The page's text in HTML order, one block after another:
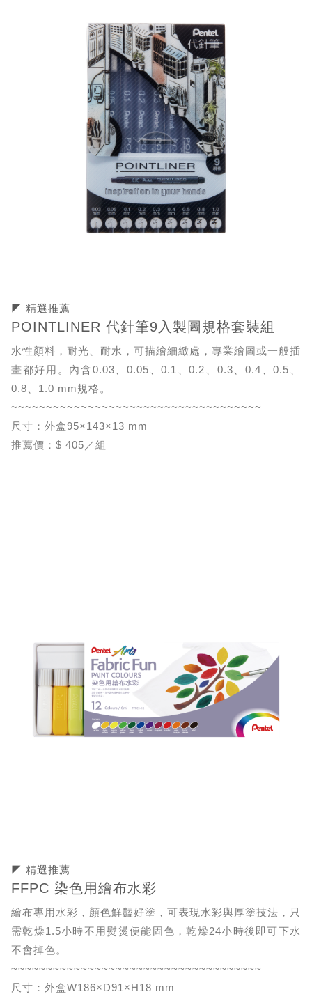
◤ 精選推薦
POINTLINER 代針筆9入製圖規格套裝組
水性顏料，耐光、耐水，可描繪細緻處，專業繪圖或一般插
畫都好用。內含0.03、0.05、0.1、0.2、0.3、0.4、0.5、
0.8、1.0 mm規格。
~~~~~~~~~~~~~~~~~~~~~~~~~~~~~~~~~~~~
尺寸：外盒95×143×13 mm
推薦價：$ 405／組
◤ 精選推薦
FFPC 染色用繪布水彩
繪布專用水彩，顏色鮮豔好塗，可表現水彩與厚塗技法，只
需乾燥1.5小時不用熨燙便能固色，乾燥24小時後即可下水
不會掉色。
~~~~~~~~~~~~~~~~~~~~~~~~~~~~~~~~~~~~
尺寸：外盒W186×D91×H18 mm